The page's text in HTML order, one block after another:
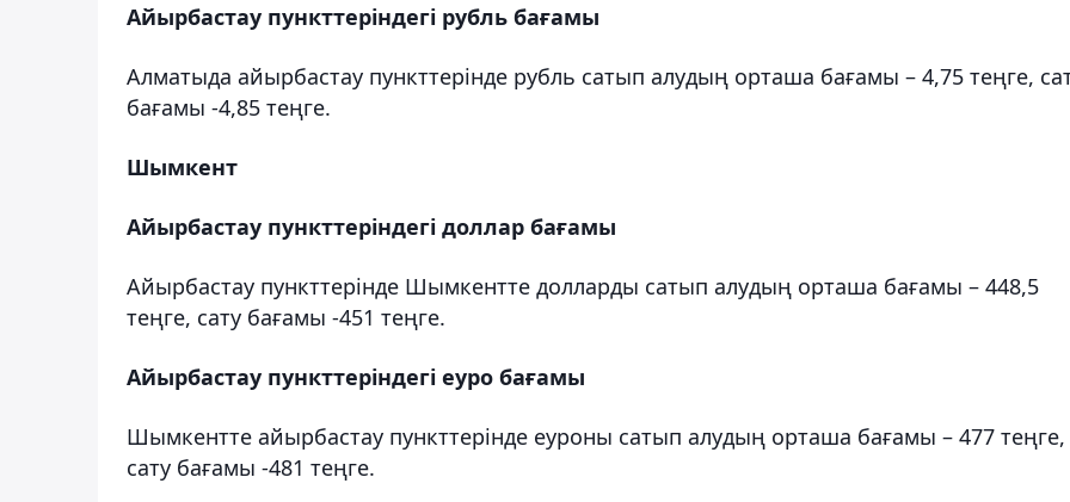
Айырбастау пункттеріндегі рубль бағамы
Алматыда айырбастау пункттерінде рубль сатып алудың орташа бағамы – 4,75 теңге,
бағамы -4,85 теңге.
Шымкент
Айырбастау пункттеріндегі доллар бағамы
Айырбастау пункттерінде Шымкентте долларды сатып алудың орташа бағамы – 448,5
теңге, сату бағамы -451 теңге.
Айырбастау пункттеріндегі еуро бағамы
Шымкентте айырбастау пункттерінде еуроны сатып алудың орташа бағамы – 477 теңге,
сату бағамы -481 теңге.